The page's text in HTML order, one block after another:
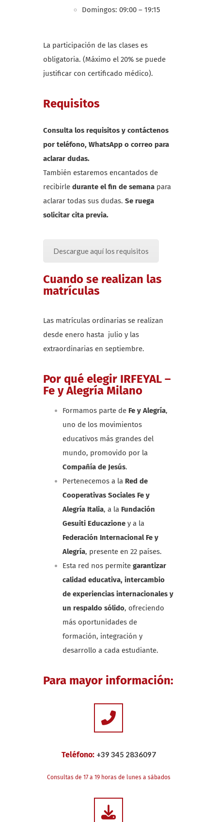
Domingos: 09:00 – 19:15
La participación de las clases es
obligatoria. (Máximo el 20% se puede
justificar con certificado médico).
Requisitos
Consulta los requisitos y contáctenos
por teléfono, WhatsApp o correo para
aclarar dudas.
También estaremos encantados de
recibirle durante el fin de semana para
aclarar todas sus dudas. Se ruega
solicitar cita previa.
Descargue aquí los requisitos
Cuando se realizan las
matrículas
Las matrículas ordinarias se realizan
desde enero hasta julio y las
extraordinarias en septiembre.
Por qué elegir IRFEYAL –
Fe y Alegría Milano
Formamos parte de Fe y Alegría,
uno de los movimientos
educativos más grandes del
mundo, promovido por la
Compañía de Jesús.
Pertenecemos a la Red de
Cooperativas Sociales Fe y
Alegría Italia, a la Fundación
Gesuiti Educazione y a la
Federación Internacional Fe y
Alegría, presente en 22 países.
Esta red nos permite garantizar
calidad educativa, intercambio
de experiencias internacionales y
un respaldo sólido, ofreciendo
más oportunidades de
formación, integración y
desarrollo a cada estudiante.
Para mayor información:
Teléfono: +39 345 2836097
Consultas de 17 a 19 horas de lunes a sábados